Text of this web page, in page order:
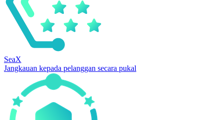
SeaX
Jangkauan kepada pelanggan secara pukal